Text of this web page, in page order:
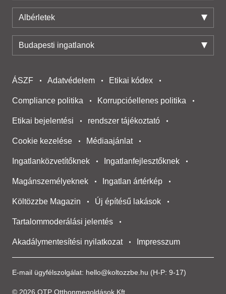
Albérletek
Budapesti ingatlanok
E-mail ügyfélszolgálat: hello@koltozzbe.hu (H-P: 9-17)
© 2026 OTP Otthonmegoldások Kft.
ÁSZF Adatvédelem Etikai kódex
Compliance politika Korrupcióellenes politika
Etikai bejelentési rendszer tájékoztató
Cookie kezelése Médiaajánlat
Ingatlanközvetítőknek Ingatlanfejlesztőknek
Magánszemélyeknek Ingatlan ártérkép
Költözzbe Magazin Új építésű lakások
Tartalommoderálási jelentés
Akadálymentesítési nyilatkozat Impresszum